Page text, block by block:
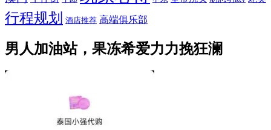
行程规划 酒店推荐 高端俱乐部
男人加油站，果冻希爱力力挽狂澜